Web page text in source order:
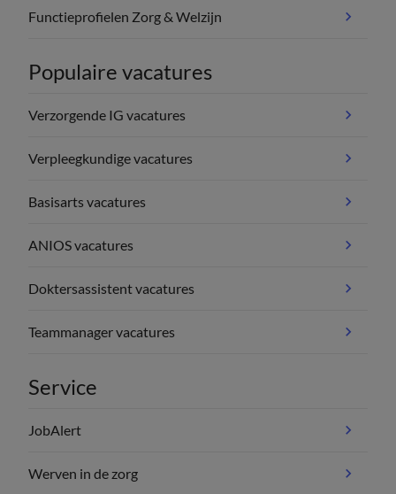
Functieprofielen Zorg & Welzijn
Populaire vacatures
Verzorgende IG vacatures
Verpleegkundige vacatures
Basisarts vacatures
ANIOS vacatures
Doktersassistent vacatures
Teammanager vacatures
Service
JobAlert
Werven in de zorg